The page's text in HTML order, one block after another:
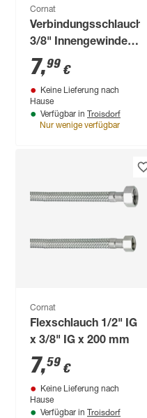
Cornat
Verbindungsschlauch
3/8" Innengewinde x
1/2" Außengewinde
300 mm
7,99 €
Keine Lieferung nach
Hause
Verfügbar in Troisdorf
Nur wenige verfügbar
Cornat
Flexschlauch 1/2" IG
x 3/8" IG x 200 mm
7,59 €
Keine Lieferung nach
Hause
Verfügbar in Troisdorf